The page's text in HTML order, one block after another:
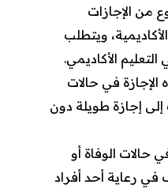
من الإجازات
ويتطلب
الأكاديمي.
الإجازة في حالات
إجازة طويلة دون
حالات الوفاة أو
رعاية أحد أفراد